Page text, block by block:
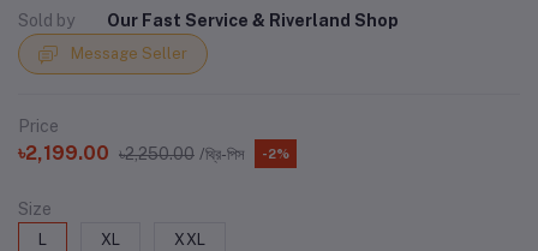
Sold by Our Fast Service & Riverland Shop
Message Seller
Price
৳2,199.00 ৳2,250.00 /থ্রি-পিস -2%
Size
L XL XXL